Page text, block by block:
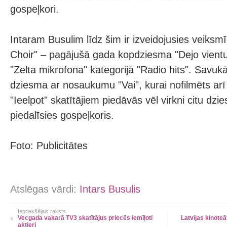
gospeļkori.
Intaram Busulim līdz šim ir izveidojusies
Choir" – pagājušā gada kopdziesma "Dejo
"Zelta mikrofona" kategorijā "Radio hits".
dziesma ar nosaukumu "Vai", kurai nofilmēts
"Ieelpot" skatītājiem piedāvās vēl virkni citu
piedalīsies gospeļkoris.
Foto: Publicitātes
Atslēgas vārdi: Intars Busulis
Iepriekšējais raksts
Vecgada vakarā TV3 skatītājus priecēs iemīļoti
aktieri
Latvijas